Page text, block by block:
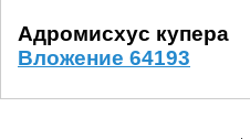
Адромисхус купера
Вложение 64193